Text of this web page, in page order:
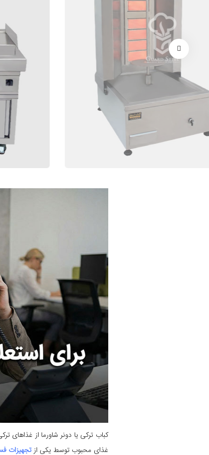
کباب ترکی یا دونر شاورما از غذاهای
غذای محبوب توسط یکی ازتجهیزات